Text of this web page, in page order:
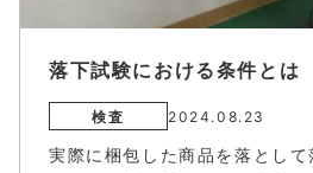
落下試験における条件とは
検査 2024.08.23
実際に梱包した商品を落とし